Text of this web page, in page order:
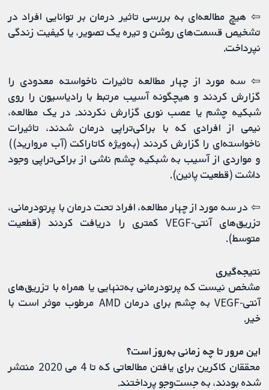
⇦ هیچ مطالعه‌ای به بررسی تاثیر درمان بر توانایی افراد در
تشخیص قسمت‌های روشن و تیره یک تصویر، یا کیفیت زندگی
نپرداخت.
⇦ سه مورد از چهار مطالعه تاثیرات ناخواسته معدودی را
گزارش کردند و هیچگونه آسیب مرتبط با رادیاسیون را روی
شبکیه چشم یا عصب نوری گزارش نکردند. در یک مطالعه،
نیمی از افرادی که با براکی‌تراپی درمان شدند، تاثیرات
ناخواسته‌ای را گزارش کردند (به‌ویژه کاتاراکت (آب مروارید))
و مواردی از آسیب به شبکیه چشم ناشی از براکی‌تراپی وجود
داشت (قطعیت پائین).
⇦ در سه مورد از چهار مطالعه، افراد تحت درمان با پرتودرمانی،
تزریق‌های آنتی-VEGF کمتری را دریافت کردند (قطعیت
متوسط).
نتیجه‌گیری
مشخص نیست که پرتودرمانی به‌تنهایی یا همراه با تزریق‌های
آنتی-VEGF به چشم برای درمان AMD مرطوب موثر است با
خیر.
این مرور تا چه زمانی به‌روز‌ است؟
محققان کاکرین برای یافتن مطالعاتی که تا 4 می 2020 منتشر
شده بودند، به جست‌وجو پرداختند.